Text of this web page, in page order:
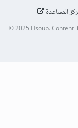
المساعدة
© 2025Hsoub.